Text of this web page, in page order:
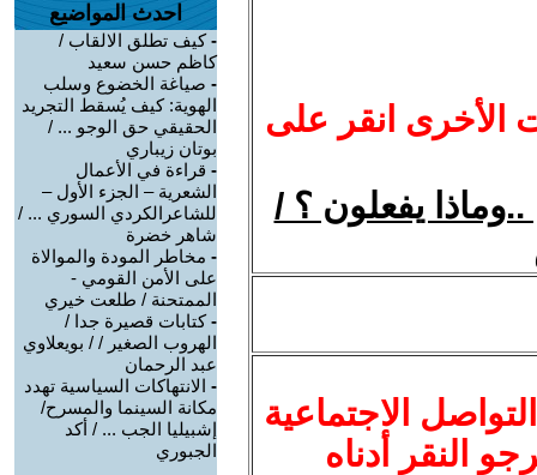
الأخرى انقر على
يفعلون ؟ /
الاجتماعية
النقر أدناه
احدث المواضيع
-كيف تطلق الالقاب /
كاظم حسن سعيد
- صياغة الخضوع وسلب
الهوية: كيف يُسقط التجريد
الحقيقي حق الوجو ... /
بوتان زيباري
- قراءة في الأعمال
الشعرية – الجزء الأول –
للشاعرالكردي السوري ... /
شاهر خضرة
- مخاطر المودة والموالاة
على الأمن القومي -
الممتحنة / طلعت خيري
-كتابات قصيرة جدا /
الهروب الصغير / / بويعلاوي
عبد الرحمان
- الانتهاكات السياسية تهدد
مكانة السينما والمسرح/
إشبيليا الجب ... / أكد
الجبوري